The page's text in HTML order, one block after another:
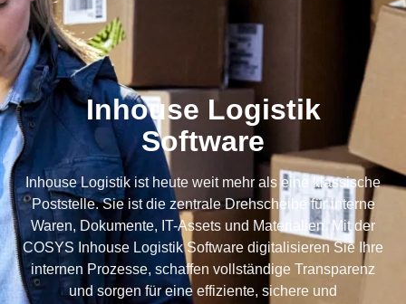
Inhouse Logistik
Software
Inhouse Logistik ist heute weit mehr als eine klassische
Poststelle. Sie ist die zentrale Drehscheibe für interne
Waren, Dokumente, IT-Assets und Materialien. Mit der
COSYS Inhouse Logistik Software digitalisieren Sie Ihre
internen Prozesse, schaffen vollständige Transparenz
und sorgen für eine effiziente, sichere und